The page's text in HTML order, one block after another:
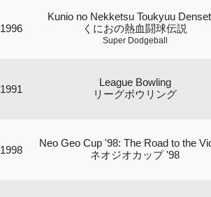
1996
Kunio no Nekketsu Toukyuu
くにおの熱血闘球伝説
Super Dodgeball
1991
League Bowling
リーグボウリング
1998
Neo Geo Cup '98: The Road to the
ネオジオカップ '98